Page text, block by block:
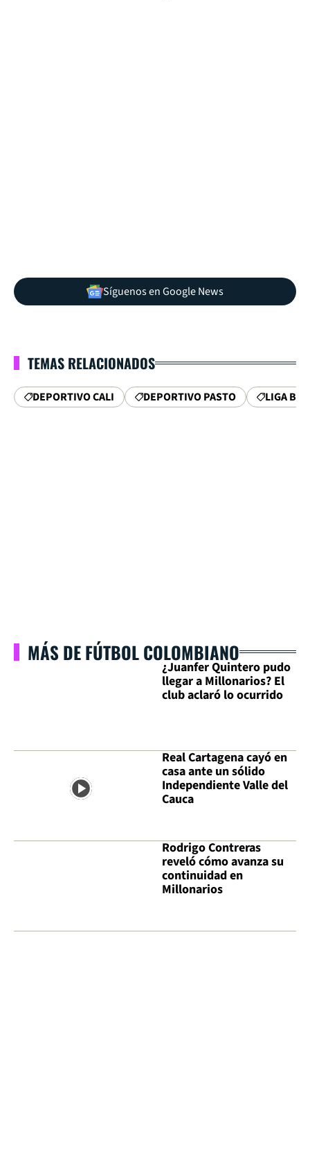
Síguenos en Google News
TEMAS RELACIONADOS
DEPORTIVO CALI DEPORTIVO PASTO LIGA
MÁS DE FÚTBOL COLOMBIANO
¿Juanfer Quintero pudo
llegar a Millonarios? El
club aclaró lo ocurrido
Real Cartagena cayó en
casa ante un sólido
Independiente Valle del
Cauca
Rodrigo Contreras
reveló cómo avanza su
continuidad en
Millonarios